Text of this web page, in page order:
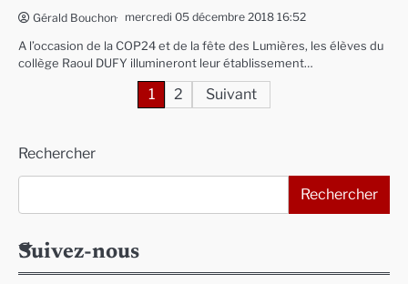
Gérald Bouchon mercredi 05 décembre 2018 16:52
A l’occasion de la COP24 et de la fête des Lumières, les élèves du
collège Raoul DUFY illumineront leur établissement…
publications
1 2 Suivant
Rechercher
Rechercher
Suivez-nous